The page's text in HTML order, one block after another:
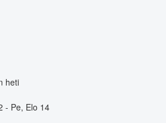
heti
- Pe, Elo 14